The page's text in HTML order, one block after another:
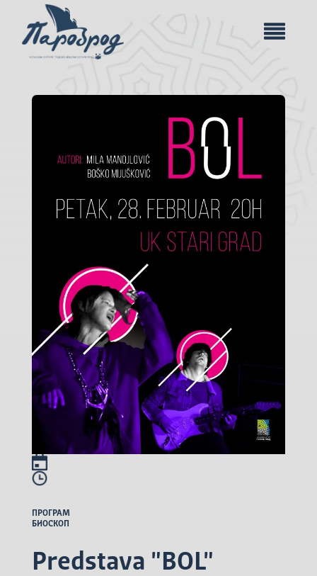
ПРОГРАМ
БИОСКОП
Predstava "BOL"